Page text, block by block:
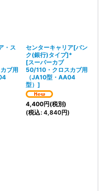
・ス
ブ用
センターキャリア[バン
ク(銀行)タイプ]*
[スーパーカブ
50/110・クロスカブ用
（JA10型・AA04
型）]
4,400円(税別)
(税込: 4,840円)